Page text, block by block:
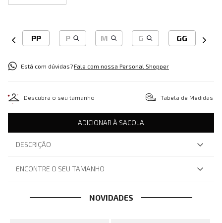
PP P M G GG
Está com dúvidas?Fale com nossa Personal Shopper
Descubra o seu tamanho Tabela de Medidas
ADICIONAR À SACOLA
DESCRIÇÃO
ENCONTRE O SEU TAMANHO
NOVIDADES